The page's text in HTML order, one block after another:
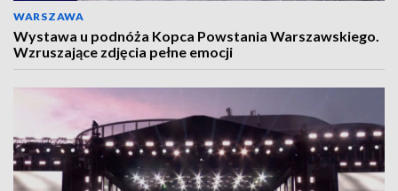
WARSZAWA
Wystawa u podnóża Kopca Powstania Warszawskiego.
Wzruszające zdjęcia pełne emocji